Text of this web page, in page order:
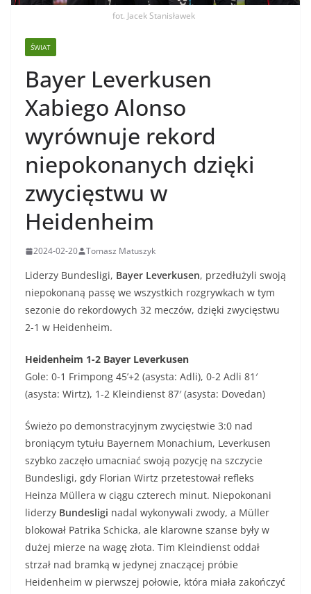
fot. Jacek Stanisławek
ŚWIAT
Bayer Leverkusen
Xabiego Alonso
wyrównuje rekord
niepokonanych dzięki
zwycięstwu w
Heidenheim
2024-02-20 Tomasz Matuszyk
Liderzy Bundesligi, Bayer Leverkusen, przedłużyli swoją
niepokonaną passę we wszystkich rozgrywkach w tym
sezonie do rekordowych 32 meczów, dzięki zwycięstwu
2-1 w Heidenheim.
Heidenheim 1-2 Bayer Leverkusen
Gole: 0-1 Frimpong 45’+2 (asysta: Adli), 0-2 Adli 81′
(asysta: Wirtz), 1-2 Kleindienst 87′ (asysta: Dovedan)
Świeżo po demonstracyjnym zwycięstwie 3:0 nad
broniącym tytułu Bayernem Monachium, Leverkusen
szybko zaczęło umacniać swoją pozycję na szczycie
Bundesligi, gdy Florian Wirtz przetestował refleks
Heinza Müllera w ciągu czterech minut. Niepokonani
liderzy Bundesligi nadal wykonywali zwody, a Müller
blokował Patrika Schicka, ale klarowne szanse były w
dużej mierze na wagę złota. Tim Kleindienst oddał
strzał nad bramką w jedynej znaczącej próbie
Heidenheim w pierwszej połowie, która miała zakończyć